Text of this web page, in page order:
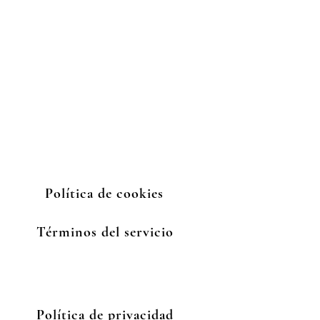
Política de cookies
Términos del servicio
Política de privacidad